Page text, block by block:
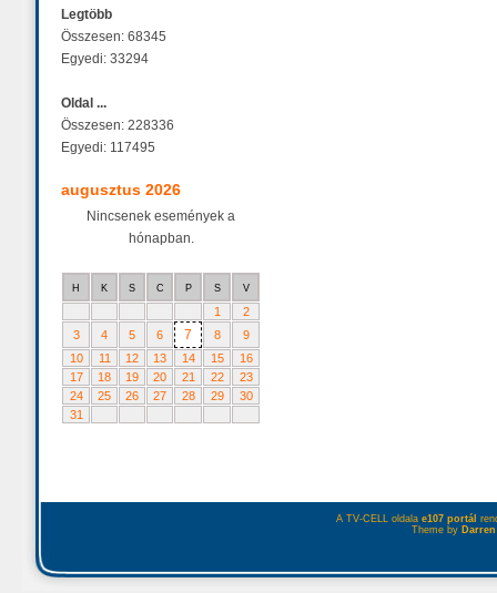
Legtöbb
Összesen: 68345
Egyedi: 33294
Oldal ...
Összesen: 228336
Egyedi: 117495
augusztus 2026
Nincsenek események a
hónapban.
H K S C P S V
1
2
3
4 5 6 7 8
9
10
11 12 13 14 15
16
17
18 19 20 21 22
23
24
25 26 27 28 29
30
31
A TV-CELL oldala e107 portál
Theme by